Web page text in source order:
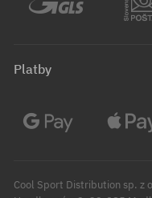
Platby
Cool Sport Distribution sp.